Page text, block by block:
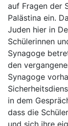
auf Fragen der
Palästina ein.
Juden hier in
Schülerinnen
Synagoge
den
Synagoge
in dem
dass die
und sich ihre